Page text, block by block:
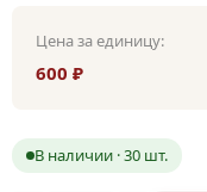
Цена за единицу:
600 ₽
В наличии · 30 шт.